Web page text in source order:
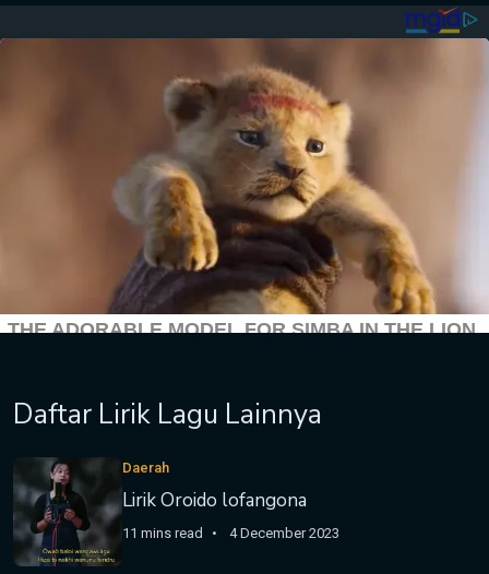
Daftar Lirik Lagu Lainnya
Daerah
Lirik Oroido lofangona
11 mins read 4 December 2023